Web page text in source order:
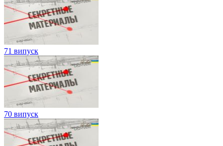
71 випуск
70 випуск